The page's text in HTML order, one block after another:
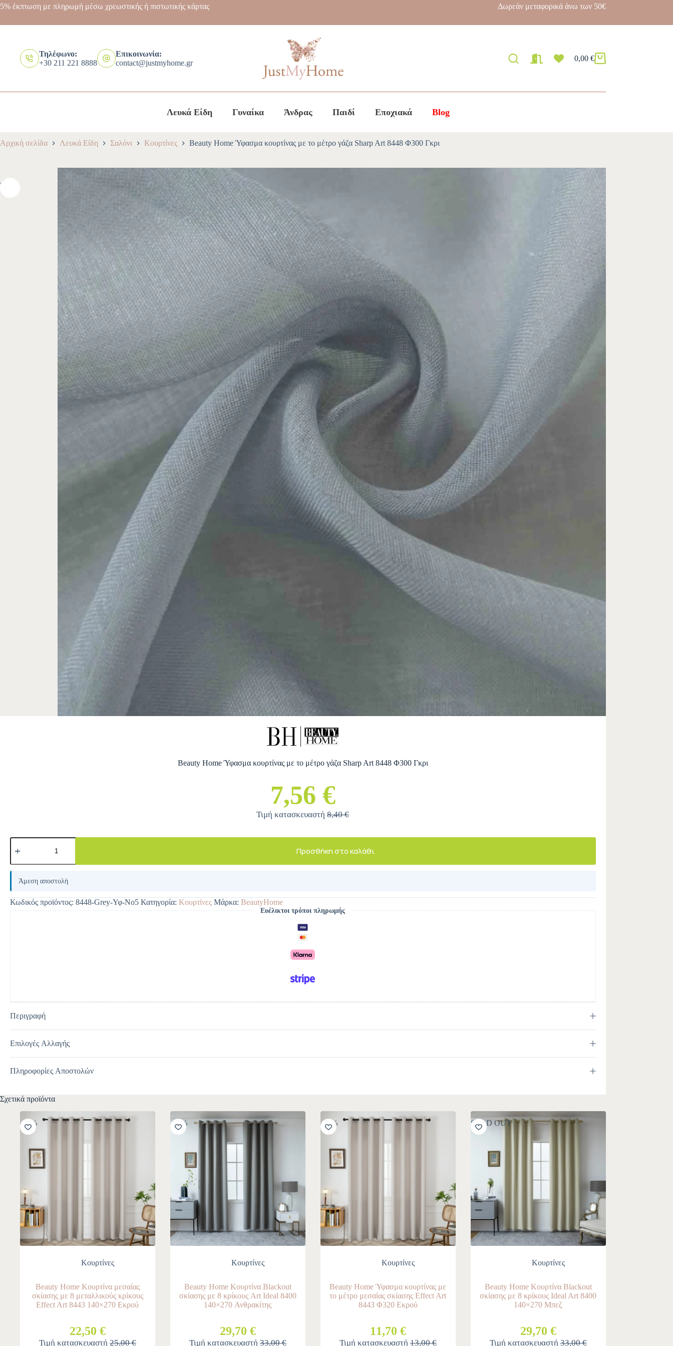
5% έκπτωση με πληρωμή μέσω χρεωστικής ή πιστωτικής κάρτας Δωρεάν μεταφορικά άνω των 50€
Τηλέφωνο:
+30 211 221 8888
Επικοινωνία:
contact@justmyhome.gr
0,00 €
Λευκά Είδη Γυναίκα Άνδρας Παιδί Εποχιακά Blog
Αρχική σελίδα Λευκά Είδη Σαλόνι Κουρτίνες Beauty Home Ύφασμα κουρτίνας με το μέτρο γάζα Sharp Art 8448 Φ300 Γκρι
-10%
Beauty Home Ύφασμα κουρτίνας με το μέτρο γάζα Sharp Art 8448 Φ300 Γκρι
7,56 €
Τιμή κατασκευαστή8,40 €
Προσθήκη στο καλάθι
A
e
r
n
a
t
i
v
e
:
Άμεση αποστολή
Κωδικός προϊόντος: 8448-Grey-Υφ-No5 Κατηγορία: Κουρτίνες Μάρκα: BeautyHome
Ευέλικτοι τρόποι πληρωμής
Περιγραφή
Επιλογές Αλλαγής
Πληροφορίες Αποστολών
Σχετικά προϊόντα
-10%
Κουρτίνες
Beauty Home Κουρτίνα μεσαίας
σκίασης με 8 μεταλλικούς κρίκους
Effect Art 8443 140×270 Εκρού
22,50 €
Τιμή κατασκευαστή 25,00 €
-10%
Κουρτίνες
Beauty Home Κουρτίνα Blackout
σκίασης με 8 κρίκους Art Ideal 8400
140×270 Ανθρακίτης
29,70 €
Τιμή κατασκευαστή33,00 €
-10%
Κουρτίνες
Beauty Home Ύφασμα κουρτίνας με
το μέτρο μεσαίας σκίασης Effect Art
8443 Φ320 Εκρού
11,70 €
Τιμή κατασκευαστή13,00 €
SOLD OUT
Κουρτίνες
Beauty Home Κουρτίνα Blackout
σκίασης με 8 κρίκους Ideal Art 8400
140×270 Μπεζ
29,70 €
Τιμή κατασκευαστή33,00 €